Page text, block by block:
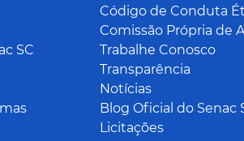
SC
Código de Conduta
Comissão Própria de
Trabalhe Conosco
Transparência
Notícias
Blog Oficial do Senac
Licitações